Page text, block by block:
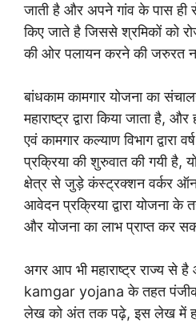
जाती है और अपने गांव के पास ही
किए जाते है जिससे श्रमिकों को
की ओर पलायन करने की जरुरत
बांधकाम कामगार योजना का
महाराष्ट्र द्वारा किया जाता है,
एवं कामगार कल्याण विभाग
प्रक्रिया की शुरुवात की गयी है,
क्षेत्र से जुड़े कंस्ट्रक्शन वर्कर
आवेदन प्रक्रिया द्वारा योजना
और योजना का लाभ प्राप्त कर
अगर आप भी महाराष्ट्र राज्य
kamgar yojana के तहत
लेख को अंत तक पढ़े, इस लेख में